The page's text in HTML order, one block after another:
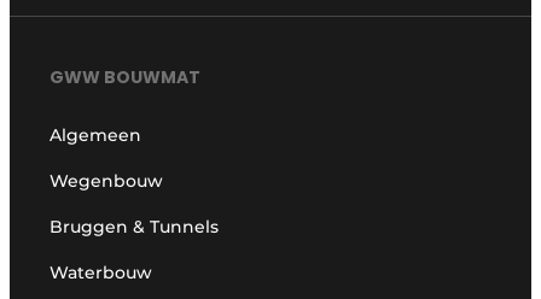
GWW BOUWMAT
Algemeen
Wegenbouw
Bruggen & Tunnels
Waterbouw